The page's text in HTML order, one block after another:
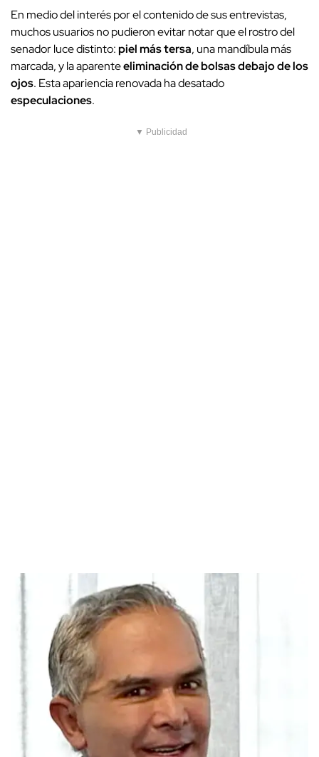
En medio del interés por el contenido de sus entrevistas,
muchos usuarios no pudieron evitar notar que el rostro del
senador luce distinto:piel más tersa, una mandíbula más
marcada, y la aparenteeliminación de bolsas debajo de los
ojos. Esta apariencia renovada ha desatado
especulaciones.
▼ Publicidad